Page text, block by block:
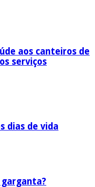
aos canteiros de
serviços
dias de vida